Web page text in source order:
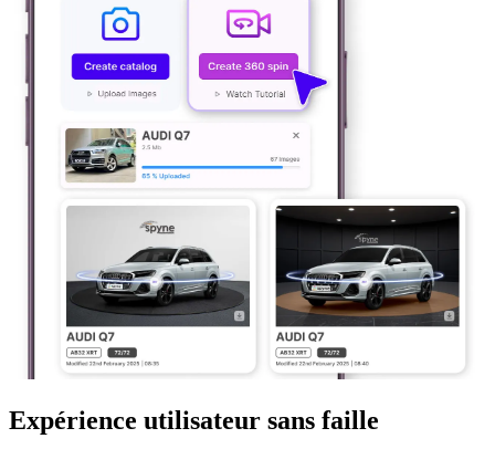
Expérience utilisateur sans faille